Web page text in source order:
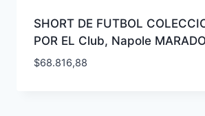
SHORT DE FUTBOL
POR EL Club, Napole
$68.816,88